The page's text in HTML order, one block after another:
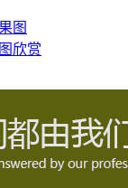
图
欣赏